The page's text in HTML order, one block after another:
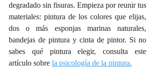
degradado sin fisuras. Empieza por reunir tus
materiales: pintura de los colores que elijas,
dos o más esponjas marinas naturales,
bandejas de pintura y cinta de pintor. Si no
sabes qué pintura elegir, consulta este
artículo sobre la psicología de la pintura.